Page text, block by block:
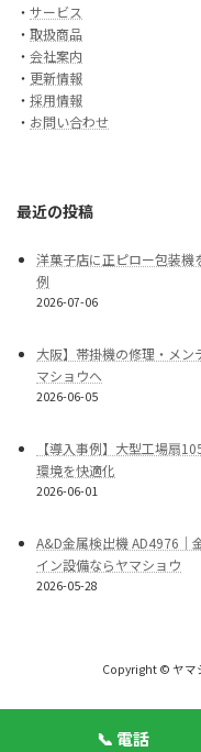
・ サービス
・ 取扱商品
・ 会社案内
・ 更新情報
・ 採用情報
・ お問い合わせ
最近の投稿
洋菓子店に正ピロー包装機
例
2026-07-06
大阪】帯掛機の修理・メ
マショウへ
2026-06-05
【導入事例】大型工場扇
環境を快適化
2026-06-01
A&D金属検出機 AD4976｜
イン設備ならヤマショウ
2026-05-28
Copyright © ヤマ
📞 電話